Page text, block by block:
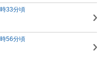
33分頃
56分頃